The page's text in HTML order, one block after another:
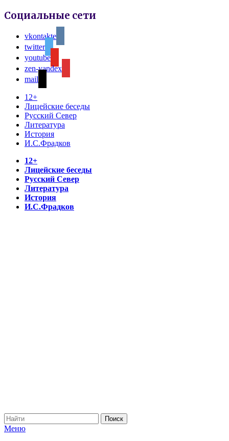
Социальные сети
vkontakte
twitter
youtube
zen-yandex
mail
12+
Лицейские беседы
Русский Север
Литература
История
И.С.Фрадков
12+
Лицейские беседы
Русский Север
Литература
История
И.С.Фрадков
Меню